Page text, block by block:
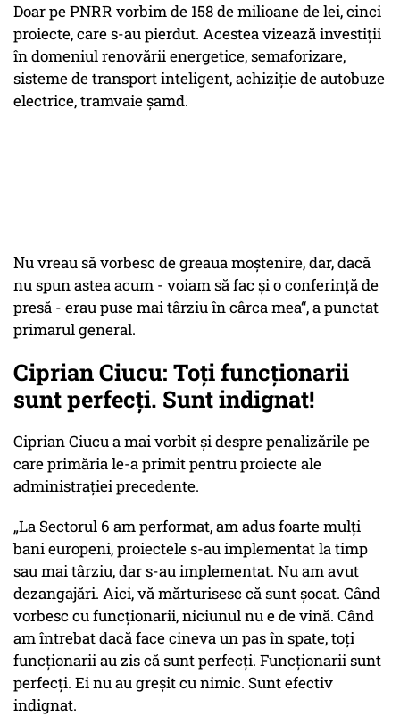
Doar pe PNRR vorbim de 158 de milioane de lei, cinci
proiecte, care s-au pierdut. Acestea vizează investiții
în domeniul renovării energetice, semaforizare,
sisteme de transport inteligent, achiziție de autobuze
electrice, tramvaie șamd.
Nu vreau să vorbesc de greaua moștenire, dar, dacă
nu spun astea acum - voiam să fac și o conferință de
presă - erau puse mai târziu în cârca mea“, a punctat
primarul general.
Ciprian Ciucu: Toți funcționarii
sunt perfecți. Sunt indignat!
Ciprian Ciucu a mai vorbit și despre penalizările pe
care primăria le-a primit pentru proiecte ale
administrației precedente.
„La Sectorul 6 am performat, am adus foarte mulți
bani europeni, proiectele s-au implementat la timp
sau mai târziu, dar s-au implementat. Nu am avut
dezangajări. Aici, vă mărturisesc că sunt șocat. Când
vorbesc cu funcționarii, niciunul nu e de vină. Când
am întrebat dacă face cineva un pas în spate, toți
funcționarii au zis că sunt perfecți. Funcționarii sunt
perfecți. Ei nu au greșit cu nimic. Sunt efectiv
indignat.